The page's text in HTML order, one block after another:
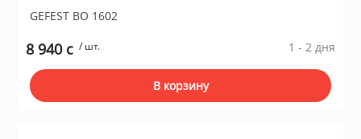
GEFEST ВО 1602
8 940 c / шт. 1 - 2 дня
В корзину